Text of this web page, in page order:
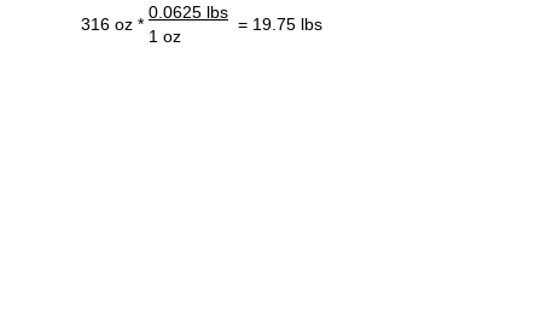
316 oz *
0.0625 lbs
= 19.75 lbs
1 oz